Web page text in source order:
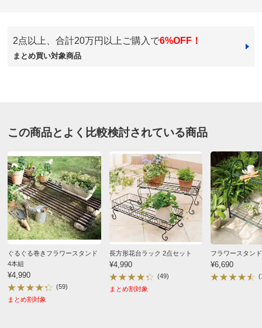
価格 ¥4,980税込 ¥4,528 税抜
送料・送料種
基本配送料：¥
■サイズ（1個あたり）：幅55奥行22高さ15cm
■素材：スチール（粉体塗装）
■日本製
※スチール製品は素材の特性上、経年変化でサビが発生致
します。長くお使い頂くために、お届け直後の錆止め材の
塗布をお薦めしております。 また、ご使用開始後も定期的
なお手入れをお薦めします。（お手入れ方法&取り付け方
法）
ディノスのサイズ
2026/06/04
商品担当者より
この度はご購入いただき、誠にありがとうございま
す。
「おしゃれでステキな花台」とのお言葉をいただ
また、線の幅に関する貴重なご意見も参考にさせて
いただきます。
今後ともディノスガーデンスタイリングをよろしく
お願いいたします。
2点以上、合計20万円以上ご購入で6%OFF！
まとめ買い対象商品
この商品とよく比較検討されている商品
ぐるぐる巻きフラワースタンド
4本組
¥4,990
(59)
まとめ割対象
長方形花台ラック 2点セット
¥4,990
(49)
まとめ割対象
フラワースタン
¥6,690